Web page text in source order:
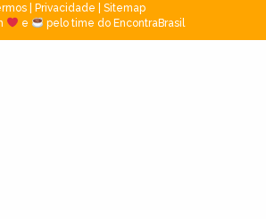
| Privacidade
Sitemap
e pelo time do EncontraBrasil